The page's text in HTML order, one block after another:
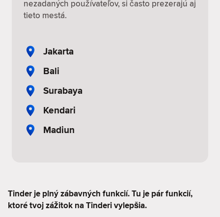
nezadaných používateľov, si často prezerajú aj
tieto mestá.
Jakarta
Bali
Surabaya
Kendari
Madiun
Tinder je plný zábavných funkcií. Tu je pár funkcií,
ktoré tvoj zážitok na Tinderi vylepšia.